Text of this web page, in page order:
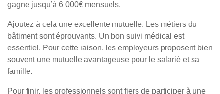
gagne jusqu’à 6 000€ mensuels.
Ajoutez à cela une excellente mutuelle. Les métiers du
bâtiment sont éprouvants. Un bon suivi médical est
essentiel. Pour cette raison, les employeurs proposent bien
souvent une mutuelle avantageuse pour le salarié et sa
famille.
Pour finir, les professionnels sont fiers de participer à une